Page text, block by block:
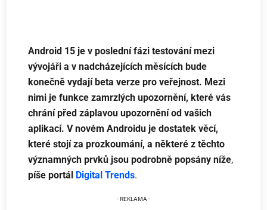
Android 15 je v poslední fázi testování mezi
vývojáři a v nadcházejících měsících bude
konečně vydají beta verze pro veřejnost. Mezi
nimi je funkce zamrzlých upozornění, které vás
chrání před záplavou upozornění od vašich
aplikací. V novém Androidu je dostatek věcí,
které stojí za prozkoumání, a některé z těchto
významných prvků jsou podrobně popsány níže,
píše portál Digital Trends.